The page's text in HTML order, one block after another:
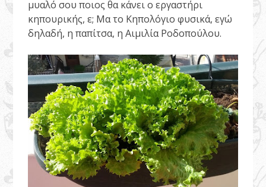
μυαλό σου ποιος θα κάνει ο εργαστήρι
κηπουρικής, ε; Μα το Κηπολόγιο φυσικά, εγώ
δηλαδή, η παπίτσα, η Αιμιλία Ροδοπούλου.